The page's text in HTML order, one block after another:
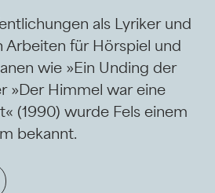
als Lyriker und
Arbeiten für Hörspiel und
wie »Ein Unding der
»Der Himmel war eine
(1990) wurde Fels einem
bekannt.